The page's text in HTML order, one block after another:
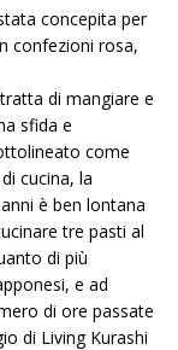
concepita per
confezioni rosa,
di mangiare e
sfida e
come
cucina, la
è ben lontana
tre pasti al
di più
e ad
di ore passate
di Living Kurashi